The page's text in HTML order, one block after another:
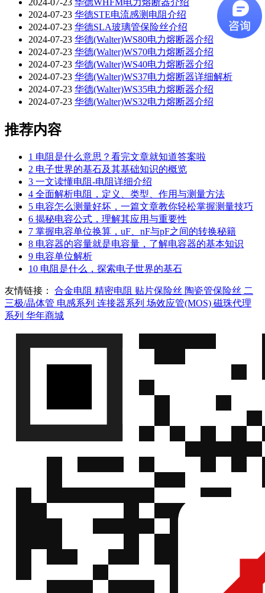
2024-07-23 华德WHFM电力熔断器介绍
2024-07-23 华德STE电流感测电阻介绍
2024-07-23 华德SLA玻璃管保险丝介绍
2024-07-23 华德(Walter)WS80电力熔断器介绍
2024-07-23 华德(Walter)WS70电力熔断器介绍
2024-07-23 华德(Walter)WS40电力熔断器介绍
2024-07-23 华德(Walter)WS37电力熔断器详细解析
2024-07-23 华德(Walter)WS35电力熔断器介绍
2024-07-23 华德(Walter)WS32电力熔断器介绍
推荐内容
1 电阻是什么意思？看完文章就知道答案啦
2 电子世界的基石及其基础知识的概览
3 一文读懂电阻-电阻详细介绍
4 全面解析电阻，定义、类型、作用与测量方法
5 电容怎么测量好坏，一篇文章教你轻松掌握测量技巧
6 揭秘电容公式，理解其应用与重要性
7 掌握电容单位换算，uF、nF与pF之间的转换秘籍
8 电容器的容量就是电容量，了解电容器的基本知识
9 电容单位解析
10 电阻是什么，探索电子世界的基石
友情链接： 合金电阻 精密电阻 贴片保险丝 陶瓷管保险丝 二
三极/晶体管 电感系列 连接器系列 场效应管(MOS) 磁珠代理
系列 华年商城